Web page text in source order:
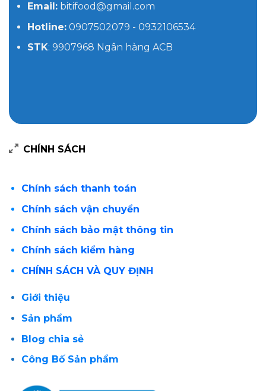
Email:bitifood@gmail.com
Hotline:0907502079 - 0932106534
STK: 9907968 Ngân hàng ACB
CHÍNH SÁCH
Chính sách thanh toán
Chính sách vận chuyển
Chính sách bảo mật thông tin
Chính sách kiểm hàng
CHÍNH SÁCH VÀ QUY ĐỊNH
Giới thiệu
Sản phẩm
Blog chia sẻ
Công Bố Sản phẩm